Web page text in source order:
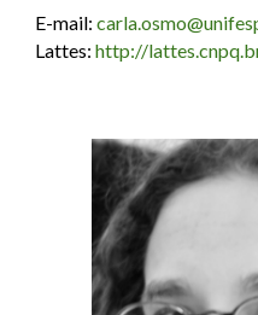
E-mail:
Lattes: http://